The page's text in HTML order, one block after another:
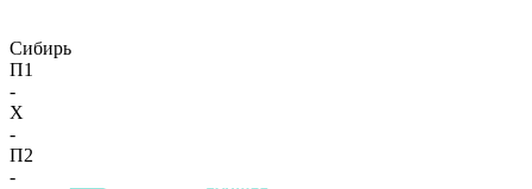
Сибирь
П1
-
X
-
П2
-